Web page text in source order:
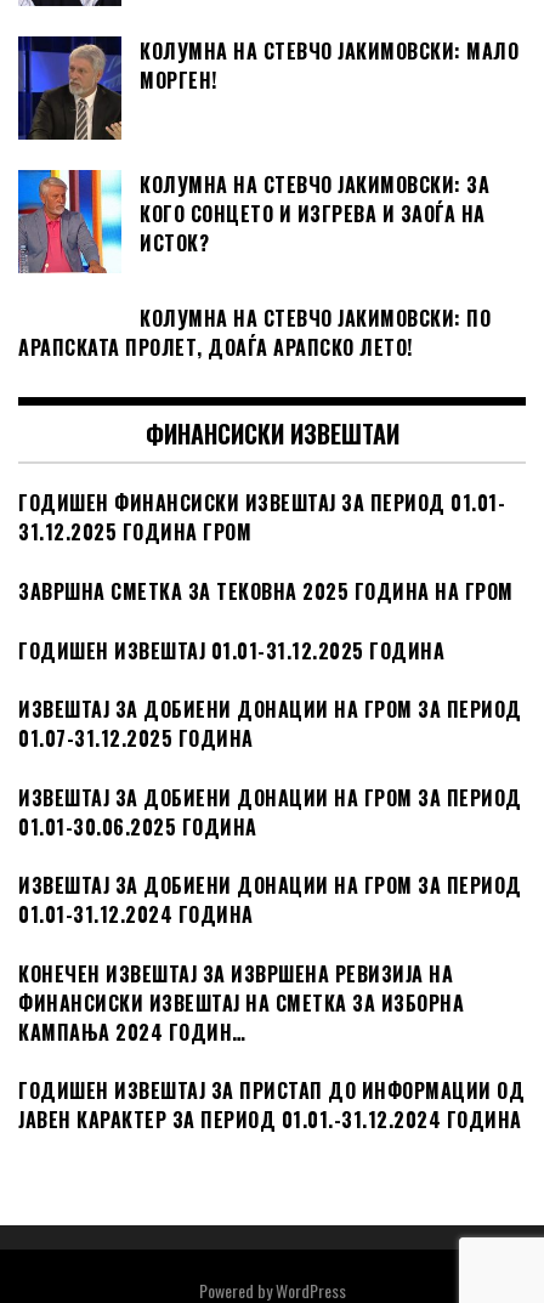
КОЛУМНА НА СТЕВЧО ЈАКИМОВСКИ: МАЛО
МОРГЕН!
КОЛУМНА НА СТЕВЧО ЈАКИМОВСКИ: ЗА
КОГО СОНЦЕТО И ИЗГРЕВА И ЗАОЃА НА
ИСТОК?
КОЛУМНА НА СТЕВЧО ЈАКИМОВСКИ: ПО
АРАПСКАТА ПРОЛЕТ, ДОАЃА АРАПСКО ЛЕТО!
ФИНАНСИСКИ ИЗВЕШТАИ
ГОДИШЕН ФИНАНСИСКИ ИЗВЕШТАЈ ЗА ПЕРИОД 01.01-
31.12.2025 ГОДИНА ГРОМ
ЗАВРШНА СМЕТКА ЗА ТЕКОВНА 2025 ГОДИНА НА ГРОМ
ГОДИШЕН ИЗВЕШТАЈ 01.01-31.12.2025 ГОДИНА
ИЗВЕШТАЈ ЗА ДОБИЕНИ ДОНАЦИИ НА ГРОМ ЗА ПЕРИОД
01.07-31.12.2025 ГОДИНА
ИЗВЕШТАЈ ЗА ДОБИЕНИ ДОНАЦИИ НА ГРОМ ЗА ПЕРИОД
01.01-30.06.2025 ГОДИНА
ИЗВЕШТАЈ ЗА ДОБИЕНИ ДОНАЦИИ НА ГРОМ ЗА ПЕРИОД
01.01-31.12.2024 ГОДИНА
КОНЕЧЕН ИЗВЕШТАЈ ЗА ИЗВРШЕНА РЕВИЗИЈА НА
ФИНАНСИСКИ ИЗВЕШТАЈ НА СМЕТКА ЗА ИЗБОРНА
КАМПАЊА 2024 ГОДИН…
ГОДИШЕН ИЗВЕШТАЈ ЗА ПРИСТАП ДО ИНФОРМАЦИИ ОД
ЈАВЕН КАРАКТЕР ЗА ПЕРИОД 01.01.-31.12.2024 ГОДИНА
Powered byWordPress